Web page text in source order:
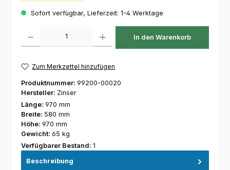
Sofort verfügbar, Lieferzeit: 1-4 Werktage
In den Warenkorb
Zum Merkzettel hinzufügen
Produktnummer: 99200-00020
Hersteller: Zinser
Länge: 970 mm
Breite: 580 mm
Höhe: 970 mm
Gewicht: 65 kg
Verfügbarer Bestand: 1
Beschreibung